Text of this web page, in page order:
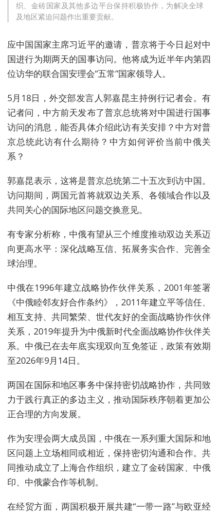
织、金砖国家及其他多边平台保持积极协作，为解决全球
及地区紧迫问题作出重要贡献。
应中国国家主席习近平的邀请，普京将于今日起对中
国进行为期两天的国事访问。他将成为近半年内第四
位访华的联合国安理会“五常”国家领导人。
5月18日，外交部发言人郭嘉昆主持例行记者会。有
记者问，中方前天发布了普京总统将对中国进行国事
访问的消息，能否具体介绍此访有关安排？中方对普
京总统此访有什么期待？中方如何评价当前中俄关
系？
郭嘉昆表示，这将是普京总统第二十五次到访中国。
访问期间，两国元首将就双边关系、各领域合作以及
共同关心的国际地区问题交换意见。
有专家分析称，中俄有望从三个维度推动双边关系迈
向更高水平：深化战略互信、拓展务实合作、完善全
球治理。
中俄在1996年建立战略协作伙伴关系，2001年签署
《中俄睦邻友好合作条约》，2011年建立平等信任、
相互支持、共同繁荣、世代友好的全面战略协作伙伴
关系，2019年提升为中俄新时代全面战略协作伙伴关
系。中俄已在去年底实现双向互免签证，政策有效期
至2026年9月14日。
两国在国际和地区事务中保持密切战略协作，共同致
力于践行真正的多边主义，推动国际秩序朝着更加公
正合理的方向发展。
作为安理会两大成员国，中俄在一系列重大国际和地
区问题上立场相同或相近，保持密切沟通和合作。共
同推动成立了上海合作组织，建立了金砖国家、中俄
印、中俄蒙合作等机制。
在经贸方面，两国积极开展共建“一带一路”与欧亚经